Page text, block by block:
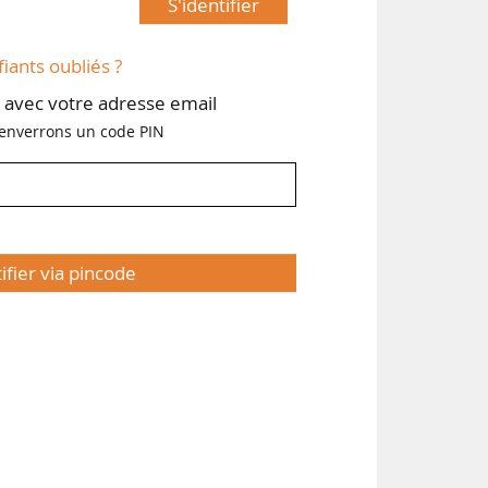
oubliés ?
votre adresse email
un code PIN
via pincode